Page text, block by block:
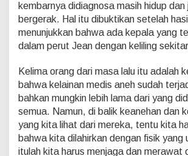
kembarnya didiagnosa masih hidup dan
bergerak. Hal itu dibuktikan setelah
menunjukkan bahwa ada kepala yang
dalam perut Jean dengan keliling
Kelima orang dari masa lalu itu adalah
bahwa kelainan medis aneh sudah
bahkan mungkin lebih lama dari yang
semua. Namun, di balik keanehan dan
yang kita lihat dari mereka, tentu kita
bahwa kita dilahirkan dengan fisik yang
itulah kita harus menjaga dan merawat